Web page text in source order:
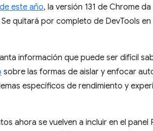
este año, la versión 131 de Chrome
quitará por completo de DevTools
información que puede ser difícil
sobre las formas de aislar y enfocar
específicos de rendimiento y
ahora se vuelven a incluir en el